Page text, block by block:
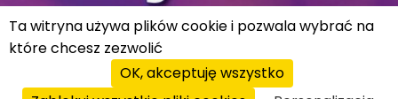
Ta witryna używa plików cookie i pozwala wybrać na
które chcesz zezwolić
OK, akceptuję wszystko